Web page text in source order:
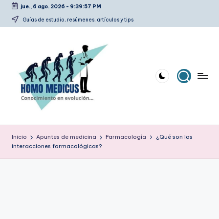
Saltar
jue., 6 ago. 2026 - 9:39:58 PM
Guías de estudio, resúmenes, artículos y tips
o
m
estudio,
Inicio Apuntes de medicina Farmacología
¿Qué son las
interacciones farmacológicas?